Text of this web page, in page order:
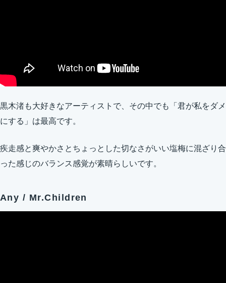
黒木渚も大好きなアーティストで、その中でも「君が私をダメ
にする」は最高です。
疾走感と爽やかさとちょっとした切なさがいい塩梅に混ざり合
った感じのバランス感覚が素晴らしいです。
Any / Mr.Children